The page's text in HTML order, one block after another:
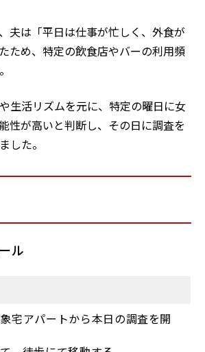
夫は「平日は仕事が忙しく、外食が
ため、特定の飲食店やバーの利用頻
生活リズムを元に、特定の曜日に女
性が高いと判断し、その日に調査を
した。
ル
宅アパートから本日の調査を開